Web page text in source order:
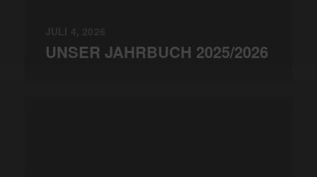
UNSER JAHRBUCH 2025/2026